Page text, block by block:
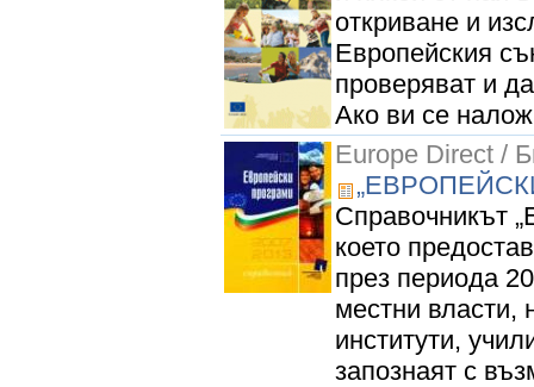
откриване и
Европейския
проверяват и
Ако ви се
Europe Direct /
Справочникът
което
през периода
местни власти,
институти,
запознаят с